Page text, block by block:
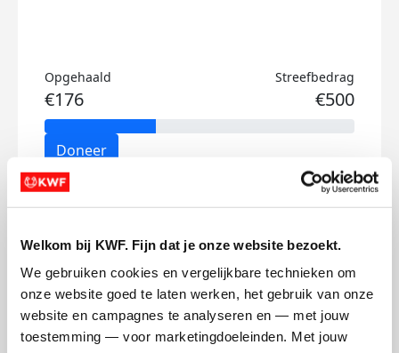
Welkom bij KWF. Fijn dat je onze website bezoekt.
We gebruiken cookies en vergelijkbare technieken om
onze website goed te laten werken, het gebruik van onze
website en campagnes te analyseren en — met jouw
toestemming — voor marketingdoeleinden. Met jouw
Opgehaald
€176
Streefbedrag
€500
Doneer
Pien's badges